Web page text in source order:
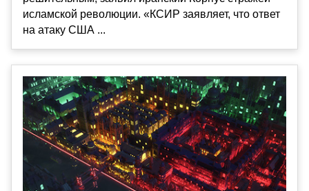
исламской революции. «КСИР заявляет, что ответ
на атаку США ...